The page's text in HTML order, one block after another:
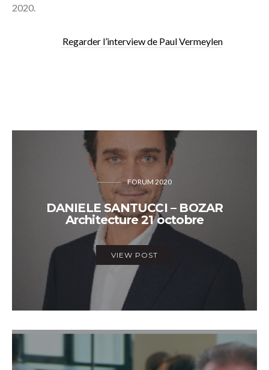
2020.
Regarder l’interview de Paul Vermeylen
FORUM 2020
DANIELE SANTUCCI – BOZAR
Architecture 21 octobre
VIEW POST